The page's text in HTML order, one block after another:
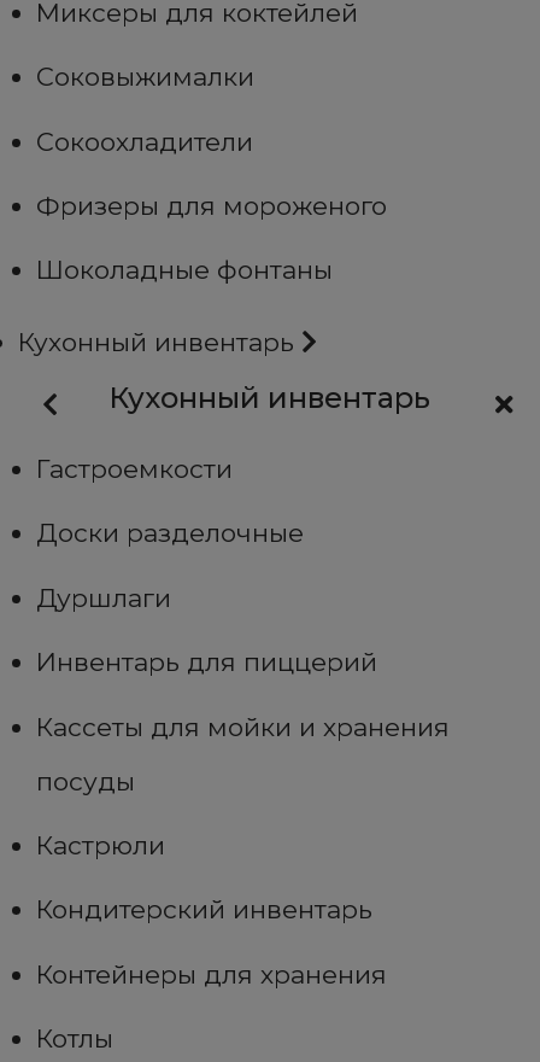
Миксеры для коктейлей
Соковыжималки
Сокоохладители
Фризеры для мороженого
Шоколадные фонтаны
Кухонный инвентарь
Кухонный инвентарь
Гастроемкости
Доски разделочные
Дуршлаги
Инвентарь для пиццерий
Кассеты для мойки и хранения
посуды
Кастрюли
Кондитерский инвентарь
Контейнеры для хранения
Котлы